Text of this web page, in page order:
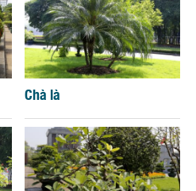
Chà là